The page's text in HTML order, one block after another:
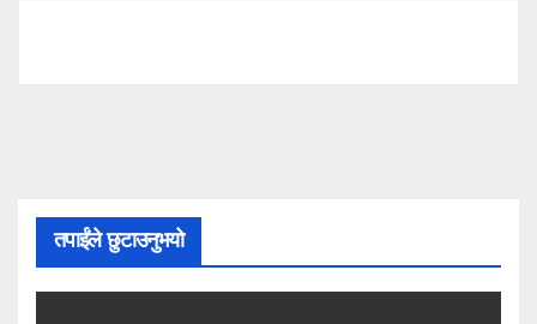
तपाईंले छुटाउनुभयो